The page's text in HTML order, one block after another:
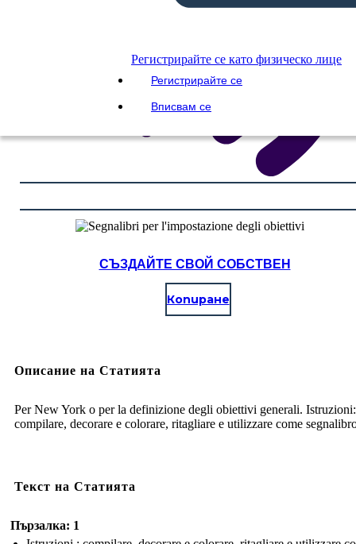
Регистрирайте се като физическо лице
Регистрирайте се
Вписвам се
СЪЗДАЙТЕ СВОЙ СОБСТВЕН
Копиране
Описание на Статията
Per New York o per la definizione degli obiettivi generali. Istruzioni:
compilare, decorare e colorare, ritagliare e utilizzare come
Текст на Статията
Пързалка: 1